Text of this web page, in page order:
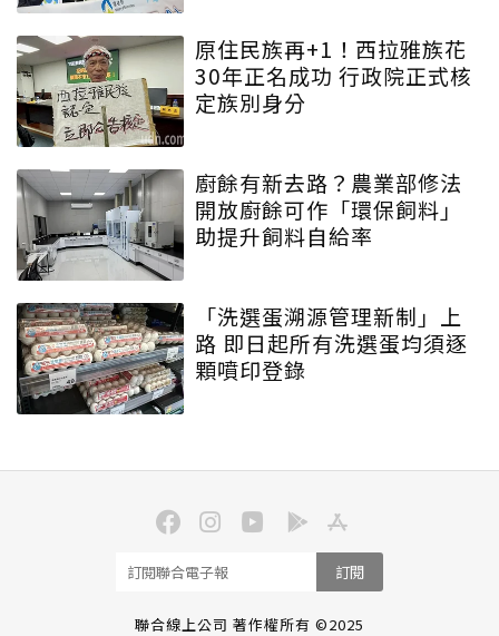
原住民族再+1！西拉雅族花
30年正名成功 行政院正式核
定族別身分
廚餘有新去路？農業部修法
開放廚餘可作「環保飼料」
助提升飼料自給率
「洗選蛋溯源管理新制」上
路 即日起所有洗選蛋均須逐
顆噴印登錄
訂閱
聯合線上公司 著作權所有 ©2025